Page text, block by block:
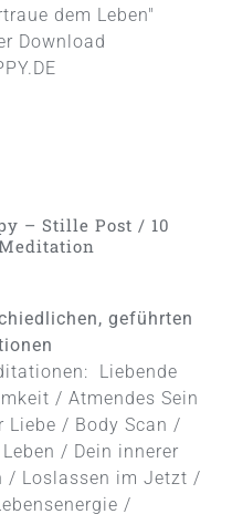
dem Leben"
Download
– Stille Post / 10
geführten
Liebende
/ Atmendes Sein
Liebe / Body Scan /
/ Dein innerer
/ Loslassen im Jetzt /
/